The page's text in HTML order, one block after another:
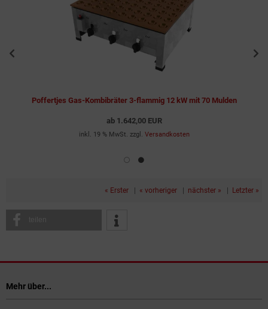
Poffertjes Gas-Kombibräter 3-flammig 12 kW mit 70 Mulden
ab 1.642,00 EUR
inkl. 19 % MwSt. zzgl. Versandkosten
« Erster | « vorheriger | nächster » | Letzter »
teilen
Mehr über...